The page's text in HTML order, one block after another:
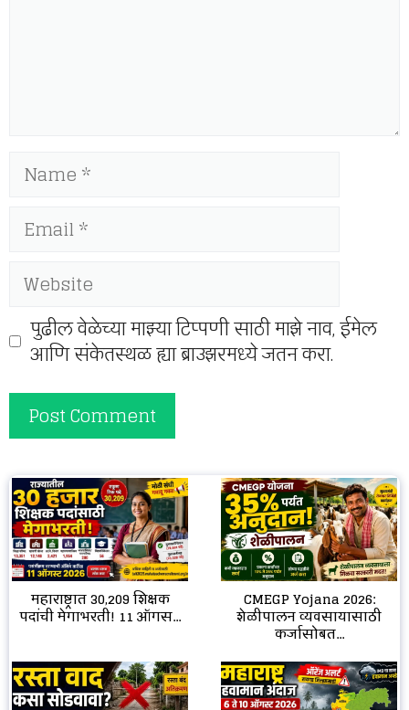
Name
Email
Website
पुढील वेळेच्या माझ्या टिप्पणी साठी माझे नाव, ईमेल
आणि संकेतस्थळ ह्या ब्राउझरमध्ये जतन करा.
महाराष्ट्रात 30,209 शिक्षक
पदांची मेगाभरती! 11 ऑगस...
CMEGP Yojana 2026:
शेळीपालन व्यवसायासाठी
कर्जासोबत...